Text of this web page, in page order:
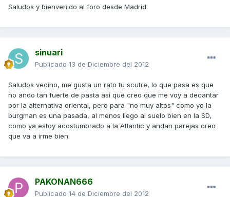
Saludos y bienvenido al foro desde Madrid.
sinuari
Publicado 13 de Diciembre del 2012
Saludos vecino, me gusta un rato tu scutre, lo que pasa es que
no ando tan fuerte de pasta así que creo que me voy a decantar
por la alternativa oriental, pero para "no muy altos" como yo la
burgman es una pasada, al menos llego al suelo bien en la SD,
como ya estoy acostumbrado a la Atlantic y andan parejas creo
que va a irme bien.
PAKONAN666
Publicado 14 de Diciembre del 2012